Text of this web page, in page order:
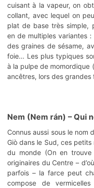
cuisant à la vapeur, on
collant, avec lequel on
plat de base très simple,
en de multiples variantes
des graines de sésame,
foie… Les plus typiques
à la pulpe de momordique
ancêtres, lors des
Nem (Nem rán) – Qui
Connus aussi sous le nom
Giò dans le Sud, ces
du monde (On en trouve
originaires du Centre –
parfois – la farce peut
compose de